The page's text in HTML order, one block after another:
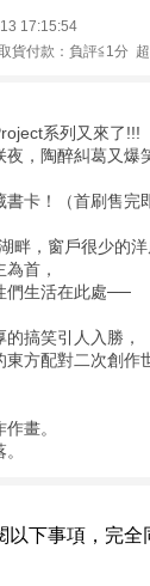
17:15:54
貨付款：負評≦1分
系列又來了!!!
，陶醉糾葛又爆
卡！（首刷售完
畔，窗戶很少的洋
首，
們生活在此處──
搞笑引人入勝，
方配對二次創作
畫。